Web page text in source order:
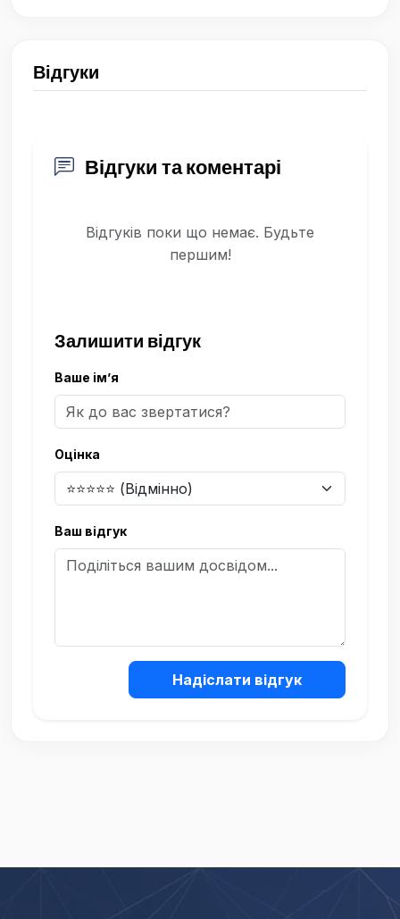
Відгуки
Відгуки та коментарі
Відгуків поки що немає. Будьте
першим!
Залишити відгук
Ваше ім’я
Оцінка
Ваш відгук
Надіслати відгук